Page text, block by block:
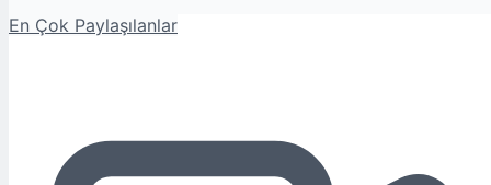
En Çok Paylaşılanlar